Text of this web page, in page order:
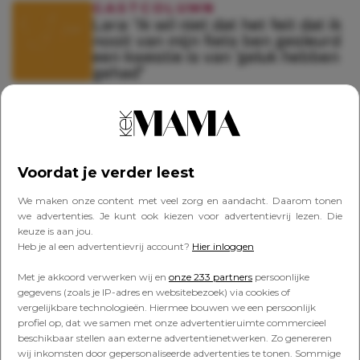
Voordat je verder leest
We maken onze content met veel zorg en aandacht. Daarom tonen
we advertenties. Je kunt ook kiezen voor advertentievrij lezen. Die
keuze is aan jou.
Heb je al een advertentievrij account? Hier inloggen
Met je akkoord verwerken wij en onze 233 partners persoonlijke
gegevens (zoals je IP-adres en websitebezoek) via cookies of
vergelijkbare technologieën. Hiermee bouwen we een persoonlijk
profiel op, dat we samen met onze advertentieruimte commercieel
beschikbaar stellen aan externe advertentienetwerken. Zo genereren
wij inkomsten door gepersonaliseerde advertenties te tonen. Sommige
GASTCOLUMN
Lara: ‘Ik wil niet dat het feit dat ik
nooit van mijn fiets ben gesleurd
een kwestie is van ‘geluk hebben
gehad”
GASTCOLUMN
Lara: “Misschien moet je ook je
dochter. De hint was duidelijk’
GASTCOLUMN
Lara: ‘Op de eerste vakantiedag
werden we geteisterd door een
stroomstoring’
GASTCOLUMN
Lara: ‘Een luxe huisje? Kapot